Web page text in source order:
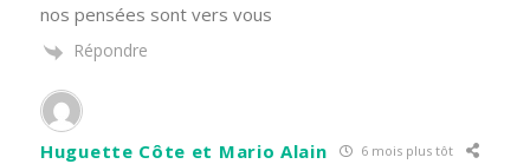
nos pensées sont vers vous
Répondre
Huguette Côte et Mario Alain 6 mois plus tôt